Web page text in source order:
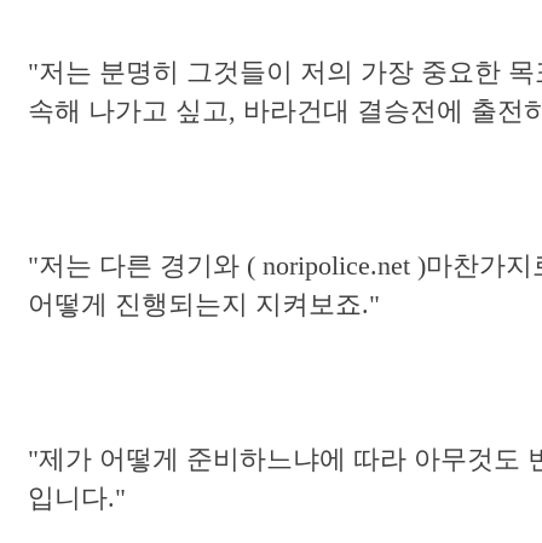
"저는 분명히 그것들이 저의 가장 중요한
속해 나가고 싶고, 바라건대 결승전에 출전
"저는 다른 경기와 ( noripolice.net )마찬가
어떻게 진행되는지 지켜보죠."
"제가 어떻게 준비하느냐에 따라 아무것도
입니다."